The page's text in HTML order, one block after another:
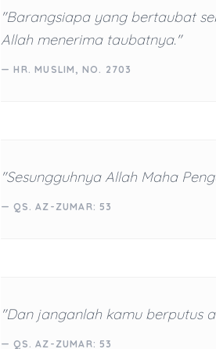
"Barangsiapa yang bertaubat
Allah menerima taubatnya."
— HR. MUSLIM, NO. 2703
"Sesungguhnya Allah Maha
— QS. AZ-ZUMAR: 53
"Dan janganlah kamu berputus
— QS. AZ-ZUMAR: 53